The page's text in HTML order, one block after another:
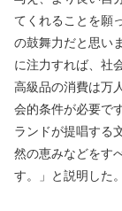
てくれることを願
の鼓舞力だと思い
に注力すれば、社
高級品の消費は万
会的条件が必要で
ランドが提唱する
然の恵みなどをす
す。」と説明した。